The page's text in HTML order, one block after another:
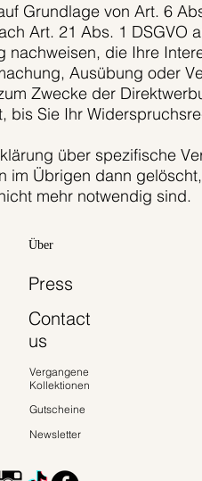
Grundlage von Art. 6
Art. 21 Abs. 1 DSGVO
die Ihre
Ausübung oder
Zwecke der
Sie Ihr
über spezifische
Übrigen dann
mehr notwendig sind.
Über
Press
Contact
us
Vergangene
Kollektionen
Gutscheine
Newsletter